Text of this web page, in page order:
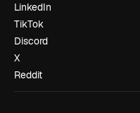
LinkedIn
TikTok
Discord
X
Reddit